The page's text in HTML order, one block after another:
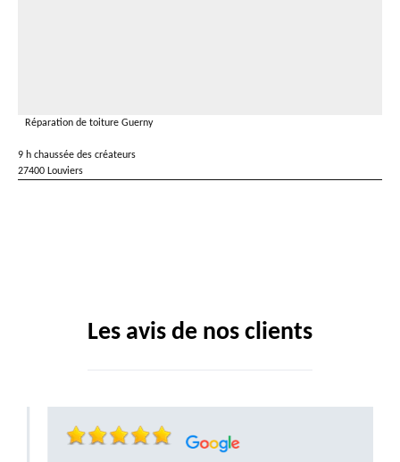
Réparation de toiture Guerny
9 h chaussée des créateurs
27400 Louviers
Les avis de nos clients